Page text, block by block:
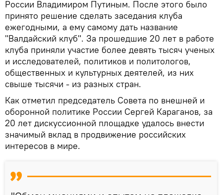
России Владимиром Путиным. После этого было
принято решение сделать заседания клуба
ежегодными, а ему самому дать название
"Валдайский клуб". За прошедшие 20 лет в работе
клуба приняли участие более девять тысяч ученых
и исследователей, политиков и политологов,
общественных и культурных деятелей, из них
свыше тысячи - из разных стран.
Как отметил председатель Совета по внешней и
оборонной политике России Сергей Караганов, за
20 лет дискуссионной площадке удалось внести
значимый вклад в продвижение российских
интересов в мире.